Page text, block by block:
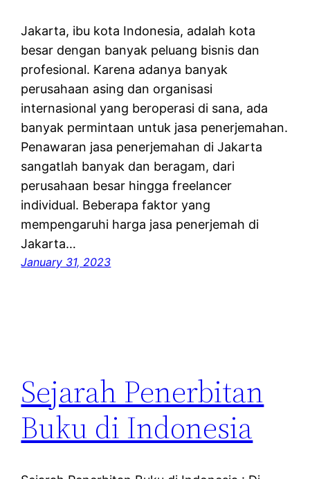
Jakarta, ibu kota Indonesia, adalah kota
besar dengan banyak peluang bisnis dan
profesional. Karena adanya banyak
perusahaan asing dan organisasi
internasional yang beroperasi di sana, ada
banyak permintaan untuk jasa penerjemahan.
Penawaran jasa penerjemahan di Jakarta
sangatlah banyak dan beragam, dari
perusahaan besar hingga freelancer
individual. Beberapa faktor yang
mempengaruhi harga jasa penerjemah di
Jakarta…
January 31, 2023
Sejarah Penerbitan
Buku di Indonesia